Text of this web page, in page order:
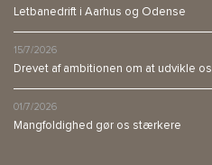
Letbanedrift i Aarhus og Odense
15/7/2026
Drevet af ambitionen om at udvikle os
01/7/2026
Mangfoldighed gør os stærkere